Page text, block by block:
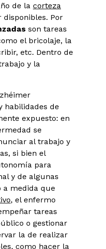
de la corteza
disponibles. Por
son tareas
el bricolaje, la
etc. Dentro de
y la
habilidades de
expuesto: en
se
al trabajo y
si bien el
para
y de algunas
a medida que
, el enfermo
tareas
o gestionar
la de realizar
como hacer la